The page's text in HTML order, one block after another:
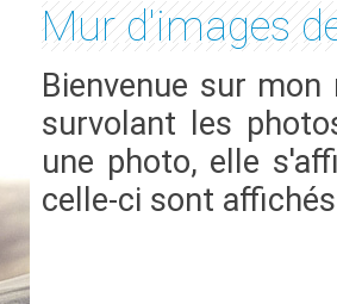
Mur d'images
Bienvenue sur
survolant les
une photo, elle
celle-ci sont